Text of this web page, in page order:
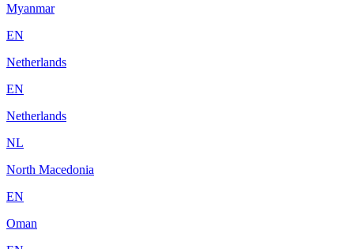
Myanmar
EN
Netherlands
EN
Netherlands
NL
North Macedonia
EN
Oman